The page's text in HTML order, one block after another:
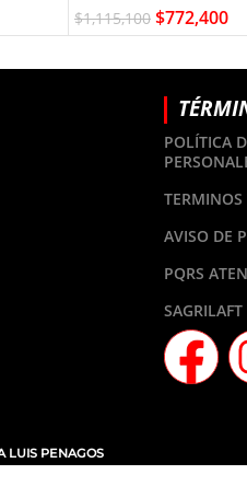
$1,115,100 $772,400
POLÍTICA
TERMINOS
AVISO DE
PQRS
SAGRILAFT
LUIS PENAGOS